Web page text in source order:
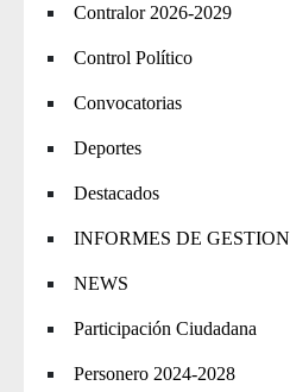
Contralor 2026-2029
Control Político
Convocatorias
Deportes
Destacados
INFORMES DE GESTION
NEWS
Participación Ciudadana
Personero 2024-2028